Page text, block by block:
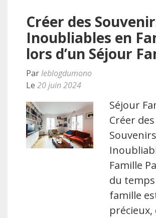
Créer des
Inoubliables en
lors d’un Séjour
Parleblogdumono
Le 20 juin 2024
Séjour
Créer des
Souvenirs
Famille
du
famille
précieux,